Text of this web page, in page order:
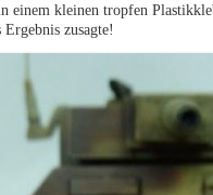
einem kleinen tropfen
zusagte!